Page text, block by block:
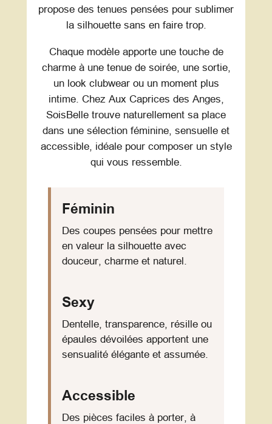
propose des tenues pensées pour sublimer
la silhouette sans en faire trop.
Chaque modèle apporte une touche de
charme à une tenue de soirée, une sortie,
un look clubwear ou un moment plus
intime. Chez Aux Caprices des Anges,
SoisBelle trouve naturellement sa place
dans une sélection féminine, sensuelle et
accessible, idéale pour composer un style
qui vous ressemble.
Féminin
Des coupes pensées pour mettre
en valeur la silhouette avec
douceur, charme et naturel.
Sexy
Dentelle, transparence, résille ou
épaules dévoilées apportent une
sensualité élégante et assumée.
Accessible
Des pièces faciles à porter, à